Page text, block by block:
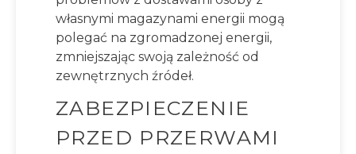
własnymi magazynami energii mogą
polegać na zgromadzonej energii,
zmniejszając swoją zależność od
zewnętrznych źródeł.
ZABEZPIECZENIE
PRZED PRZERWAMI